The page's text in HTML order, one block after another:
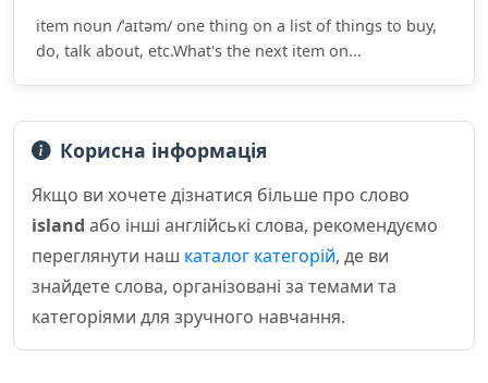
item noun /ˈaɪtəm/ one thing on a list of things to buy,
do, talk about, etc.What's the next item on...
Корисна інформація
Якщо ви хочете дізнатися більше про слово
island або інші англійські слова, рекомендуємо
переглянути наш каталог категорій, де ви
знайдете слова, організовані за темами та
категоріями для зручного навчання.